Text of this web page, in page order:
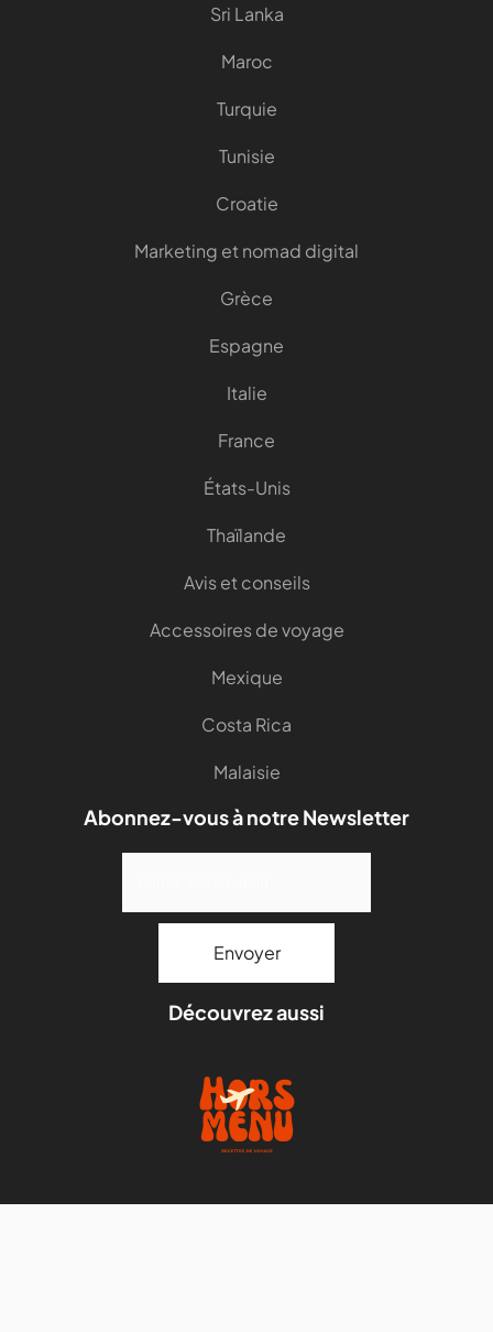
Sri Lanka
Maroc
Turquie
Tunisie
Croatie
Marketing et nomad digital
Grèce
Espagne
Italie
France
États-Unis
Thaïlande
Avis et conseils
Accessoires de voyage
Mexique
Costa Rica
Malaisie
Abonnez-vous à notre Newsletter
Découvrez aussi